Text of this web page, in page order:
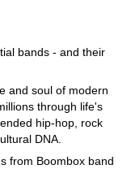
bands - and their
and soul of modern
through life's
hip-hop, rock
DNA.
from Boombox band